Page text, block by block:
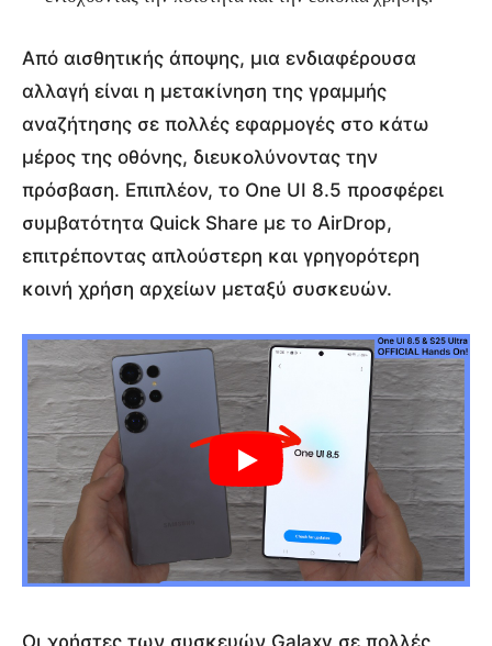
Από αισθητικής άποψης, μια ενδιαφέρουσα
αλλαγή είναι η μετακίνηση της γραμμής
αναζήτησης σε πολλές εφαρμογές στο κάτω
μέρος της οθόνης, διευκολύνοντας την
πρόσβαση. Επιπλέον, το One UI 8.5 προσφέρει
συμβατότητα Quick Share με το AirDrop,
επιτρέποντας απλούστερη και γρηγορότερη
κοινή χρήση αρχείων μεταξύ συσκευών.
Οι χρήστες των συσκευών Galaxy σε πολλές